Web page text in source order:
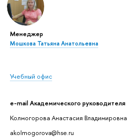
Менеджер
Мошкова Татьяна Анатольевна
Учебный офис
e-mail Академического руководителя
Колмогорова Анастасия Владимировна
akolmogorova@hse.ru